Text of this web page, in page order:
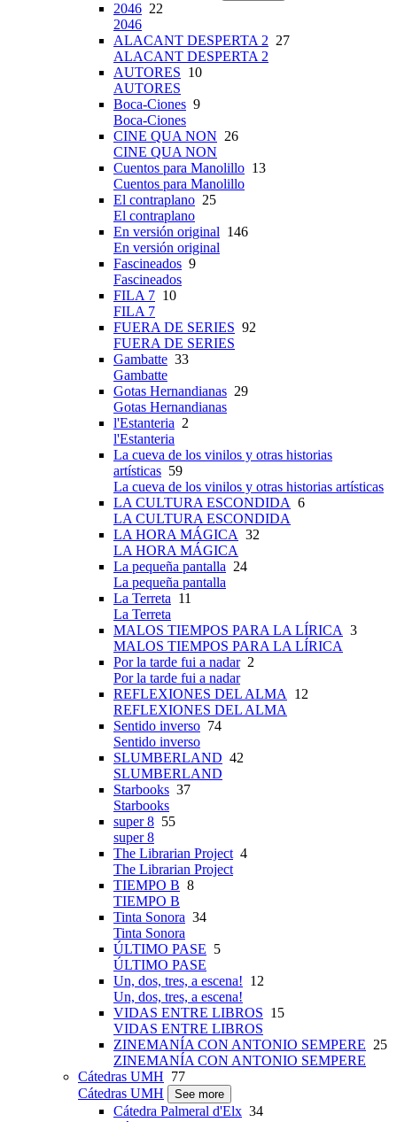
2046 22
2046
ALACANT DESPERTA 2 27
ALACANT DESPERTA 2
AUTORES 10
AUTORES
Boca-Ciones 9
Boca-Ciones
CINE QUA NON 26
CINE QUA NON
Cuentos para Manolillo 13
Cuentos para Manolillo
El contraplano 25
El contraplano
En versión original 146
En versión original
Fascineados 9
Fascineados
FILA 7 10
FILA 7
FUERA DE SERIES 92
FUERA DE SERIES
Gambatte 33
Gambatte
Gotas Hernandianas 29
Gotas Hernandianas
l'Estanteria 2
l'Estanteria
La cueva de los vinilos y otras historias
artísticas 59
La cueva de los vinilos y otras historias artísticas
LA CULTURA ESCONDIDA 6
LA CULTURA ESCONDIDA
LA HORA MÁGICA 32
LA HORA MÁGICA
La pequeña pantalla 24
La pequeña pantalla
La Terreta 11
La Terreta
MALOS TIEMPOS PARA LA LÍRICA 3
MALOS TIEMPOS PARA LA LÍRICA
Por la tarde fui a nadar2
Por la tarde fui a nadar
REFLEXIONES DEL ALMA 12
REFLEXIONES DEL ALMA
Sentido inverso 74
Sentido inverso
SLUMBERLAND 42
SLUMBERLAND
Starbooks 37
Starbooks
super 8 55
super 8
The Librarian Project4
The Librarian Project
TIEMPO B 8
TIEMPO B
Tinta Sonora 34
Tinta Sonora
ÚLTIMO PASE 5
ÚLTIMO PASE
Un, dos, tres, a escena! 12
Un, dos, tres, a escena!
VIDAS ENTRE LIBROS 15
VIDAS ENTRE LIBROS
ZINEMANÍA CON ANTONIO SEMPERE 25
ZINEMANÍA CON ANTONIO SEMPERE
Cátedras UMH 77
Cátedras UMH
See more
Cátedra Palmeral d'Elx 34